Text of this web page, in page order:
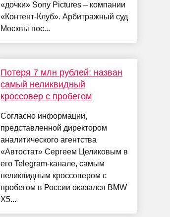
«дочки» Sony Pictures – компании
«Контент-Клуб». Арбитражный суд
Москвы пос...
Потеря 7 млн рублей: назван
самый неликвидный
кроссовер с пробегом
Согласно информации,
представленной директором
аналитического агентства
«Автостат» Сергеем Целиковым в
его Telegram-канале, самым
неликвидным кроссовером с
пробегом в России оказался BMW
X5...